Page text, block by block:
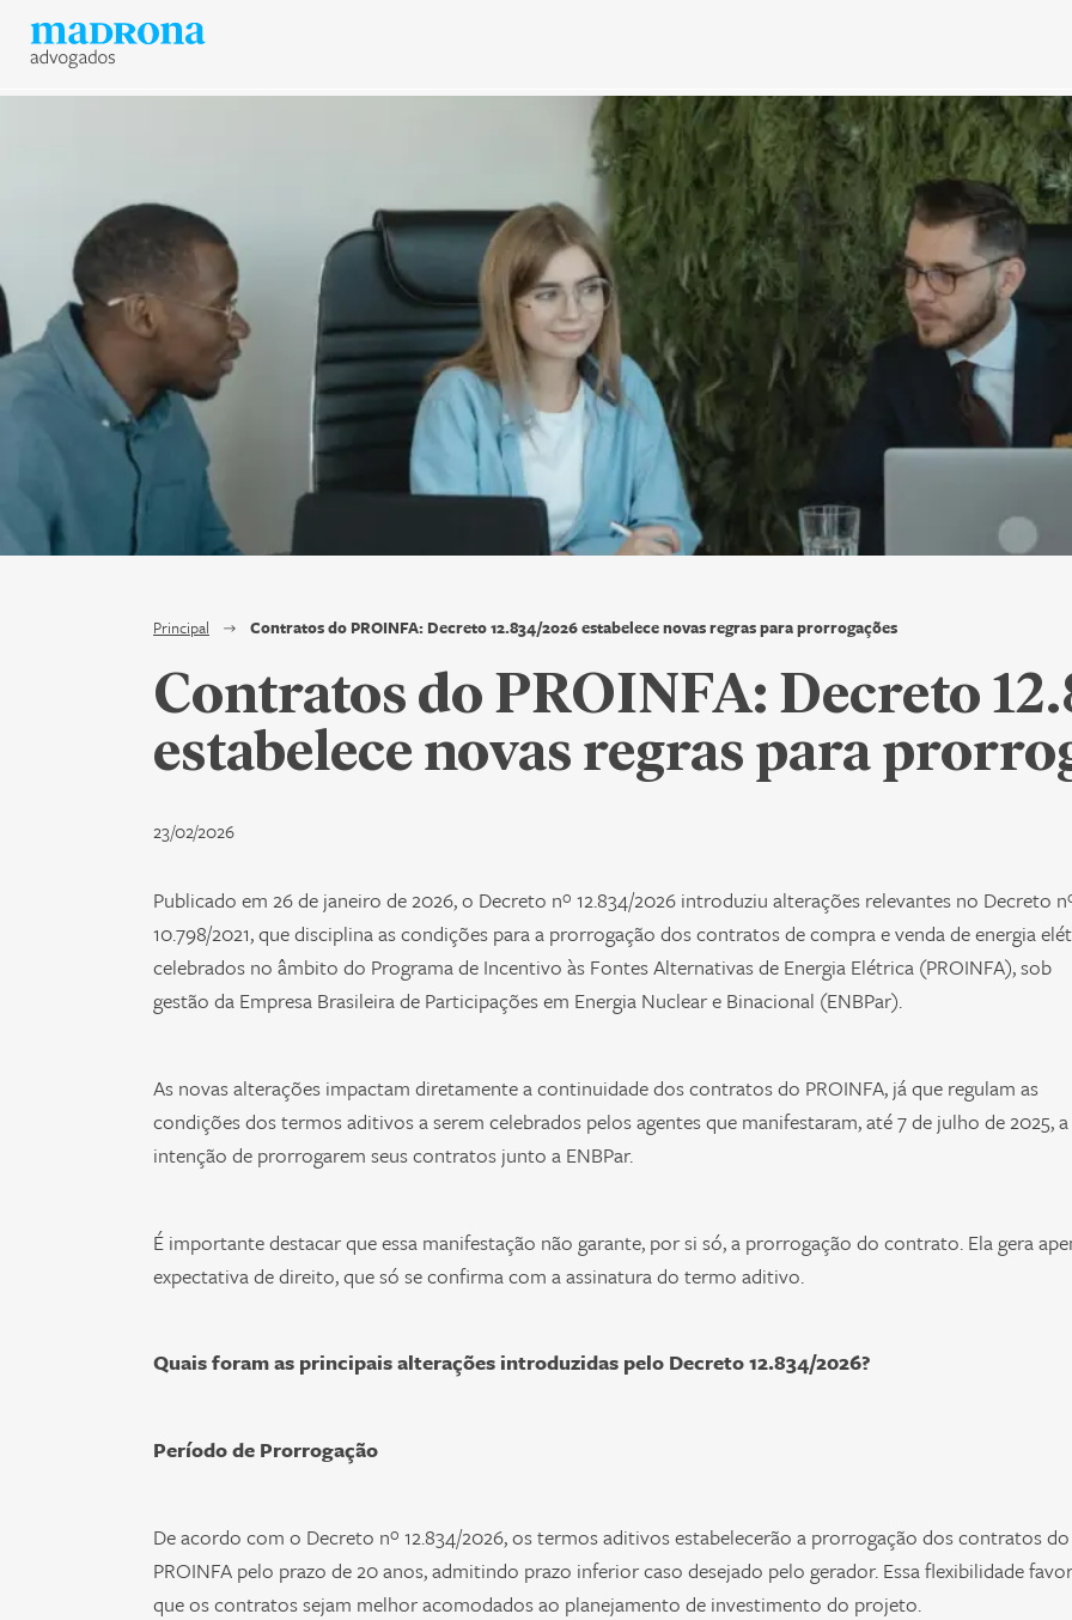
Nenhum resultado encontrado
Hub Madrona
Vem ser Madrona
Proteção e Privacidade de dados
Contato
Newsletter
Principal Contratos do PROINFA: Decreto 12.834/2026 estabelece novas regras para prorrogações
Contratos do PROINFA: Decreto
estabelece novas regras para
23/02/2026
Publicado em 26 de janeiro de 2026, o Decreto nº 12.834/2026 introduziu alterações relevantes no Decreto
10.798/2021, que disciplina as condições para a prorrogação dos contratos de compra e venda de energia
celebrados no âmbito do Programa de Incentivo às Fontes Alternativas de Energia Elétrica (PROINFA), sob
gestão da Empresa Brasileira de Participações em Energia Nuclear e Binacional (ENBPar).
As novas alterações impactam diretamente a continuidade dos contratos do PROINFA, já que regulam as
condições dos termos aditivos a serem celebrados pelos agentes que manifestaram, até 7 de julho de 2025, a
intenção de prorrogarem seus contratos junto a ENBPar.
É importante destacar que essa manifestação não garante, por si só, a prorrogação do contrato. Ela gera
expectativa de direito, que só se confirma com a assinatura do termo aditivo.
Quais foram as principais alterações introduzidas pelo Decreto 12.834/2026?
Período de Prorrogação
De acordo com o Decreto nº 12.834/2026, os termos aditivos estabelecerão a prorrogação dos contratos do
PROINFA pelo prazo de 20 anos, admitindo prazo inferior caso desejado pelo gerador. Essa flexibilidade
que os contratos sejam melhor acomodados ao planejamento de investimento do projeto.